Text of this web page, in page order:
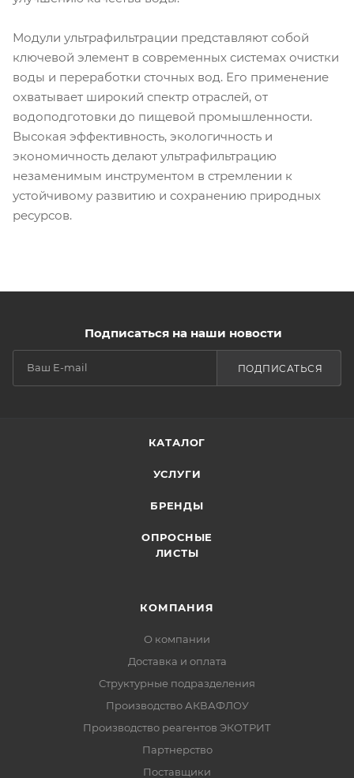
Модули ультрафильтрации представляют собой
ключевой элемент в современных системах очистки
воды и переработки сточных вод. Его применение
охватывает широкий спектр отраслей, от
водоподготовки до пищевой промышленности.
Высокая эффективность, экологичность и
экономичность делают ультрафильтрацию
незаменимым инструментом в стремлении к
устойчивому развитию и сохранению природных
ресурсов.
Подписаться на наши новости
ПОДПИСАТЬСЯ
КАТАЛОГ
УСЛУГИ
БРЕНДЫ
ОПРОСНЫЕ
ЛИСТЫ
КОМПАНИЯ
О компании
Доставка и оплата
Структурные подразделения
Производство АКВАФЛОУ
Производство реагентов ЭКОТРИТ
Партнерство
Поставщики